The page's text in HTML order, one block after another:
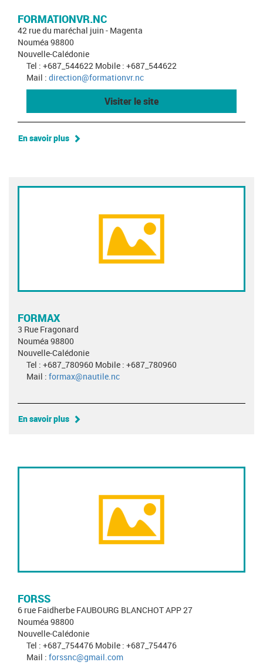
FORMATIONVR.NC
42 rue du maréchal juin - Magenta
Nouméa 98800
Nouvelle-Calédonie
Tel : +687_544622 Mobile : +687_544622
Mail : direction@formationvr.nc
Visiter le site
En savoir plus
FORMAX
3 Rue Fragonard
Nouméa 98800
Nouvelle-Calédonie
Tel : +687_780960 Mobile : +687_780960
Mail : formax@nautile.nc
En savoir plus
FORSS
6 rue Faidherbe FAUBOURG BLANCHOT APP 27
Nouméa 98800
Nouvelle-Calédonie
Tel : +687_754476 Mobile : +687_754476
Mail : forssnc@gmail.com